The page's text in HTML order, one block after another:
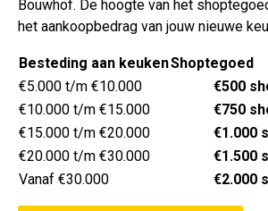
Bouwhof. De hoogte van het
het aankoopbedrag van jouw nieuwe
Besteding aan keukenShoptegoed
€5.000 t/m €10.000
€500
€10.000 t/m €15.000
€750
€15.000 t/m €20.000
€1.000
€20.000 t/m €30.000
€1.500
Vanaf €30.000
€2.000